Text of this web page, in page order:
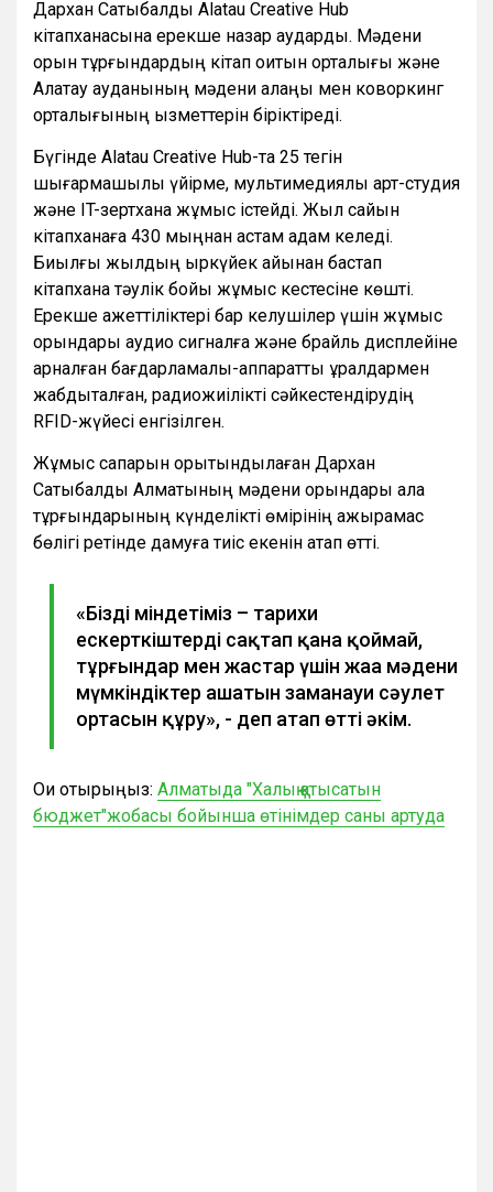
Дархан Сатыбалды Alatau Сreative Hub
кітапханасына ерекше назар аударды. Мәдени
орын тұрғындардың кітап оқитын орталығы және
Алатау ауданының мәдени алаңы мен коворкинг
орталығының қызметтерін біріктіреді.
Бүгінде Alatau Creative Hub-та 25 тегін
шығармашылық үйірме, мультимедиялық арт-студия
және IT-зертхана жұмыс істейді. Жыл сайын
кітапханаға 430 мыңнан астам адам келеді.
Биылғы жылдың қыркүйек айынан бастап
кітапхана тәулік бойы жұмыс кестесіне көшті.
Ерекше қажеттіліктері бар келушілер үшін жұмыс
орындары аудио сигналға және брайль дисплейіне
арналған бағдарламалық-аппараттық құралдармен
жабдықталған, радиожиілікті сәйкестендірудің
RFID-жүйесі енгізілген.
Жұмыс сапарын қорытындылаған Дархан
Сатыбалды Алматының мәдени орындары қала
тұрғындарының күнделікті өмірінің ажырамас
бөлігі ретінде дамуға тиіс екенін атап өтті.
«Біздің міндетіміз – тарихи
ескерткіштерді сақтап қана қоймай,
тұрғындар мен жастар үшін жаңа мәдени
мүмкіндіктер ашатын заманауи сәулет
ортасын құру», - деп атап өтті әкім.
Оқи отырыңыз: Алматыда "Халық қатысатын
бюджет"жобасы бойынша өтінімдер саны артуда